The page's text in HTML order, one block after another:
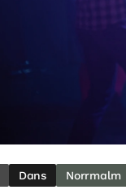
Dans Norrmalm